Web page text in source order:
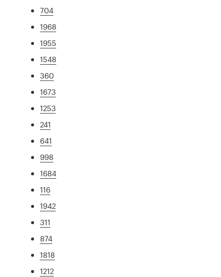
704
1968
1955
1548
360
1673
1253
241
641
998
1684
116
1942
311
874
1818
1212